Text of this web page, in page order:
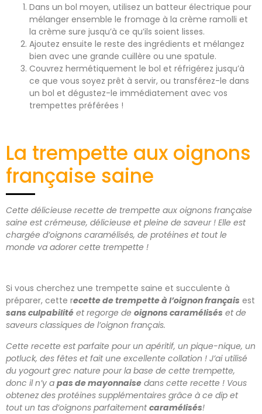
Dans un bol moyen, utilisez un batteur électrique pour
mélanger ensemble le fromage à la crème ramolli et
la crème sure jusqu’à ce qu’ils soient lisses.
Ajoutez ensuite le reste des ingrédients et mélangez
bien avec une grande cuillère ou une spatule.
Couvrez hermétiquement le bol et réfrigérez jusqu’à
ce que vous soyez prêt à servir, ou transférez-le dans
un bol et dégustez-le immédiatement avec vos
trempettes préférées !
La trempette aux oignons
française saine
Cette délicieuse recette de trempette aux oignons française
saine est crémeuse, délicieuse et pleine de saveur ! Elle est
chargée d’oignons caramélisés, de protéines et tout le
monde va adorer cette trempette !
Si vous cherchez une trempette saine et succulente à
préparer, cette recette de trempette à l’oignon français est
sans culpabilité et regorge de oignons caramélisés et de
saveurs classiques de l’oignon français.
Cette recette est parfaite pour un apéritif, un pique-nique, un
potluck, des fêtes et fait une excellente collation ! J’ai utilisé
du yogourt grec nature pour la base de cette trempette,
donc il n’y a pas de mayonnaise dans cette recette ! Vous
obtenez des protéines supplémentaires grâce à ce dip et
tout un tas d’oignons parfaitementcaramélisés!